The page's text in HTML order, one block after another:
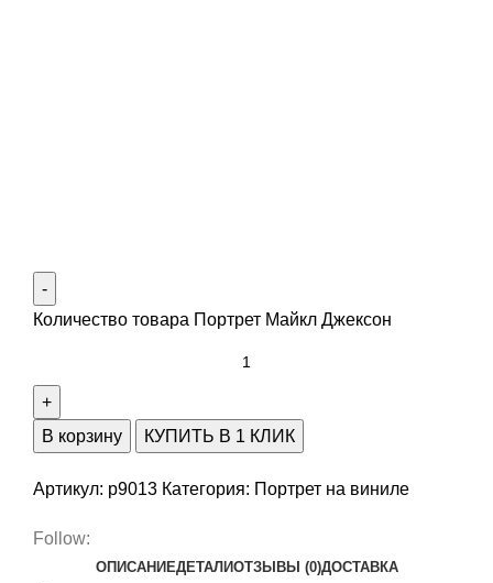
Количество товара Портрет Майкл Джексон
В корзину КУПИТЬ В 1 КЛИК
Артикул: p9013 Категория: Портрет на виниле
Follow:
ОПИСАНИЕДЕТАЛИОТЗЫВЫ (0)ДОСТАВКА